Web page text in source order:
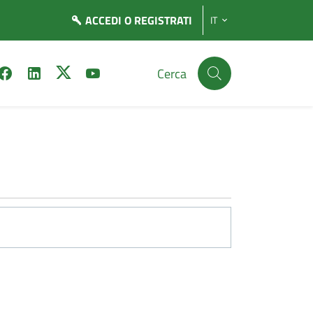
ACCEDI O REGISTRATI IT
Cerca